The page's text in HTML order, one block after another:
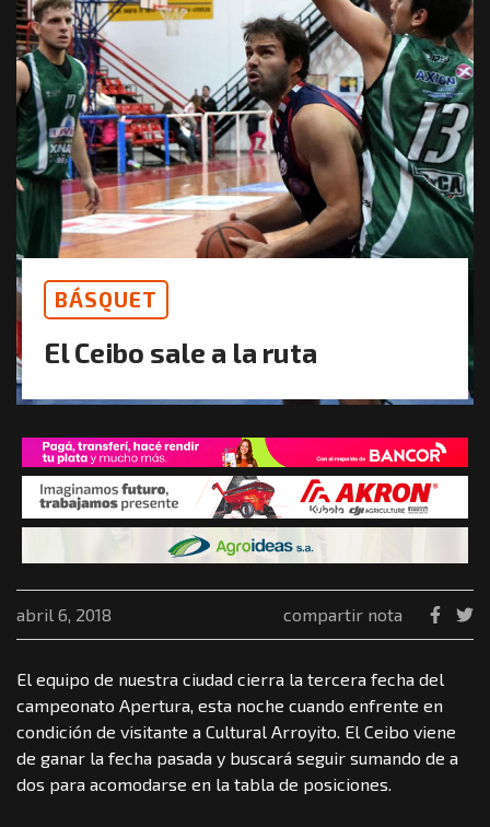
BÁSQUET
El Ceibo sale a la ruta
abril 6, 2018 compartir nota
El equipo de nuestra ciudad cierra la tercera fecha del
campeonato Apertura, esta noche cuando enfrente en
condición de visitante a Cultural Arroyito. El Ceibo viene
de ganar la fecha pasada y buscará seguir sumando de a
dos para acomodarse en la tabla de posiciones.